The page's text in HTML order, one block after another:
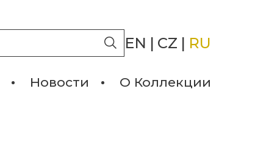
EN | CZ | RU
Новости О Коллекции